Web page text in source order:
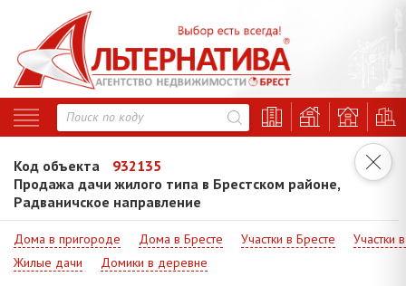
Код объекта
932135
Продажа дачи жилого типа в Брестском районе,
Радваничское направление
Дома в пригороде Дома в Бресте Участки в Бресте
Участки
Жилые дачи
Домики в деревне